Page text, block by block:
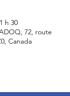
h 30
72, route
Canada